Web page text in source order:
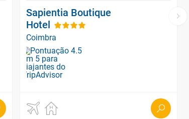
Sapientia Boutique
Hotel
Coimbra